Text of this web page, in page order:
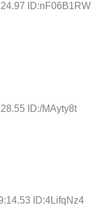
ID:nF06B1RW
ID:/MAyty8t
ID:4LifqNz4